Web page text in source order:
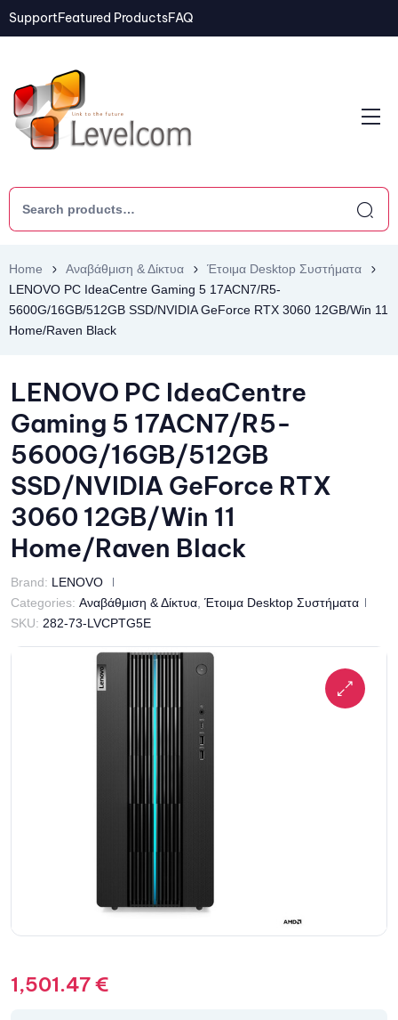
SupportFeatured ProductsFAQ
Home Αναβάθμιση & Δίκτυα
Έτοιμα Desktop Συστήματα
LENOVO PC IdeaCentre Gaming 5 17ACN7/R5-
5600G/16GB/512GB SSD/NVIDIA GeForce RTX 3060 12GB/Win 11
Home/Raven Black
LENOVO PC IdeaCentre
Gaming 5 17ACN7/R5-
5600G/16GB/512GB
SSD/NVIDIA GeForce RTX
3060 12GB/Win 11
Home/Raven Black
Brand: LENOVO
Categories: Αναβάθμιση & Δίκτυα Έτοιμα Desktop Συστήματα
SKU: 282-73-LVCPTG5E
1,501.47€